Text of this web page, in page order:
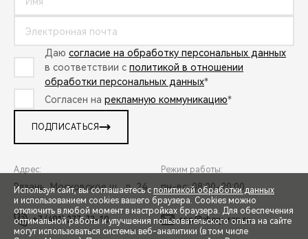
Даю согласие на обработку персональных данных
в соответствии с политикой в отношении
обработки персональных данных*
Согласен на рекламную коммуникацию*
ПОДПИСАТЬСЯ
Адрес:
Рязань, Московское ш., д. 24
Режим работы:
пн-вс: 08:00-20:00
+7 (491) 277-73-10 rop@chery-rzn.ru
Используя сайт, вы соглашаетесь с политикой обработки данных
и использованием cookies вашего браузера. Cookies можно
отключить в любой момент в настройках браузера. Для обеспечения
оптимальной работы и улучшения пользовательского опыта на сайте
могут использоваться системы веб-аналитики (в том числе